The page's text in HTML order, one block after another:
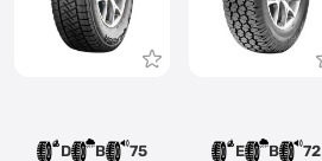
D B 75 E B 72